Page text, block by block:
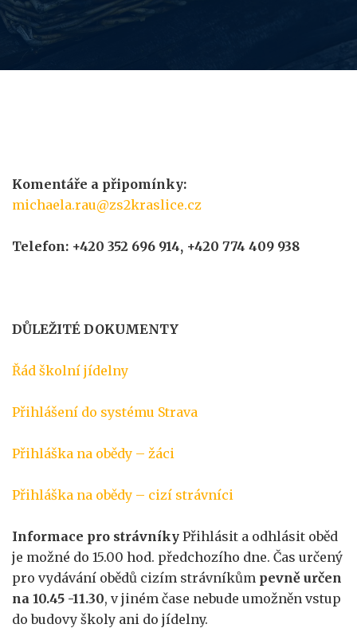
Komentáře a připomínky:
michaela.rau@zs2kraslice.cz
Telefon: +420 352 696 914, +420 774 409 938
DŮLEŽITÉ DOKUMENTY
Řád školní jídelny
Přihlášení do systému Strava
Přihláška na obědy – žáci
Přihláška na obědy – cizí strávníci
Informace pro strávníky Přihlásit a odhlásit oběd
je možné do 15.00 hod. předchozího dne. Čas určený
pro vydávání obědů cizím strávníkům pevně určen
na 10.45 -11.30, v jiném čase nebude umožněn vstup
do budovy školy ani do jídelny.